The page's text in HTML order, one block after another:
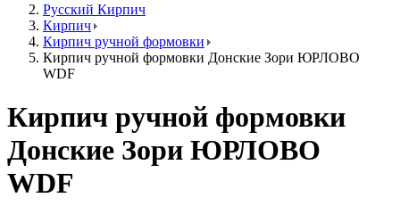
Русский Кирпич
Кирпич
Кирпич ручной формовки
Кирпич ручной формовки Донские Зори ЮРЛОВО
WDF
Кирпич ручной формовки
Донские Зори ЮРЛОВО
WDF